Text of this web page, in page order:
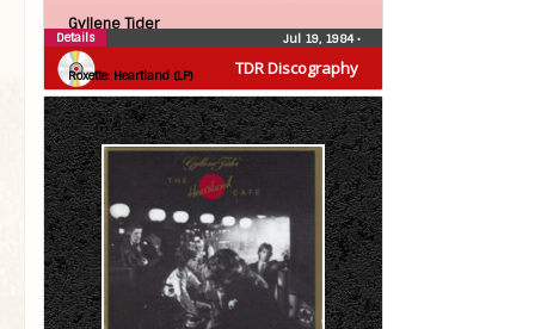
TDR Discography
Gyllene Tider
Roxette
Roxette: Heartland (LP)
Jul 19, 1984•
Details